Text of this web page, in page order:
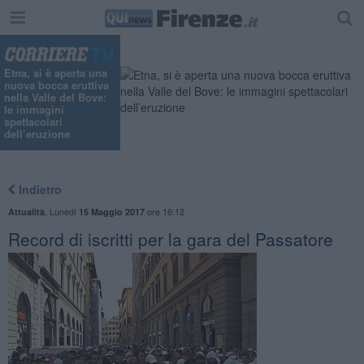
Etna, si è aperta una
nuova bocca eruttiva
nella Valle del Bove:
le immagini
spettacolari
dell’eruzione
Indietro
Attualità Lunedì 15 Maggio 2017ore 16:12
Record di iscritti per la gara del Passatore